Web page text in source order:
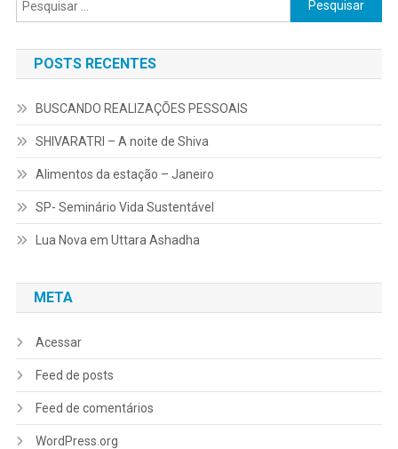
por:
POSTS RECENTES
BUSCANDO REALIZAÇÕES PESSOAIS
SHIVARATRI – A noite de Shiva
Alimentos da estação – Janeiro
SP- Seminário Vida Sustentável
Lua Nova em Uttara Ashadha
META
Acessar
Feed de posts
Feed de comentários
WordPress.org